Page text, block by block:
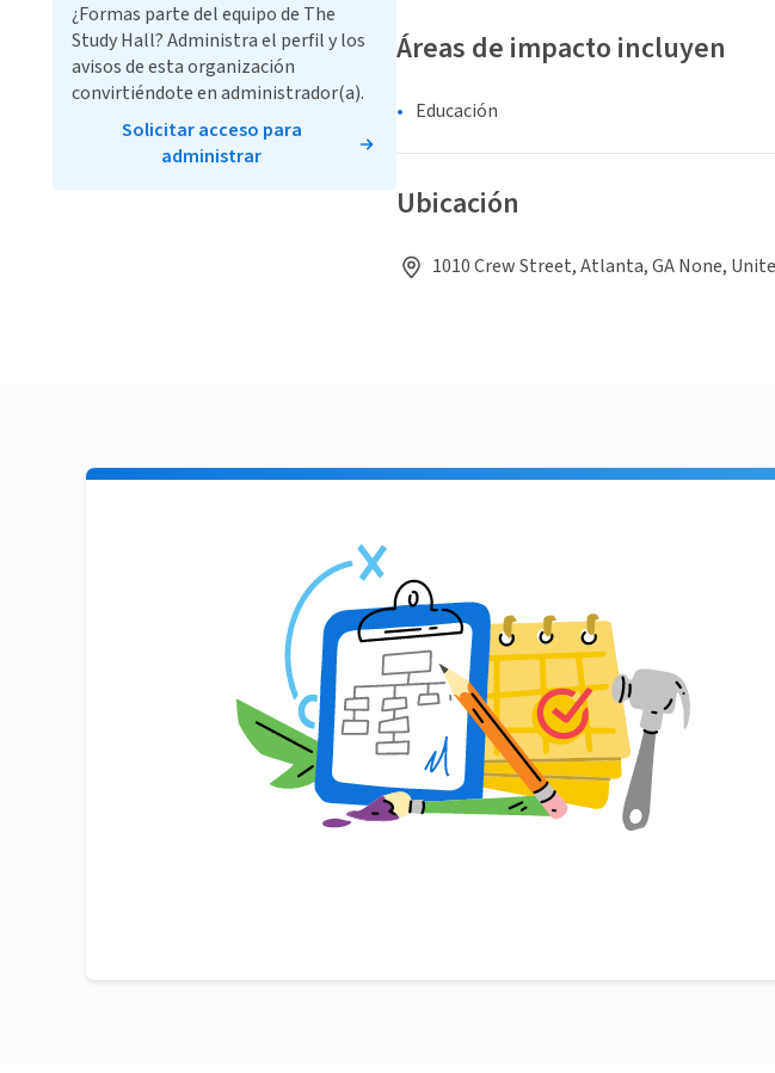
Áreas de impacto incluyen
Educación
Ubicación
1010 Crew Street, Atlanta, GA None,
¿Formas parte del equipo de The
Study Hall? Administra el perfil y los
avisos de esta organización
convirtiéndote en administrador(a).
Solicitar acceso para
administrar